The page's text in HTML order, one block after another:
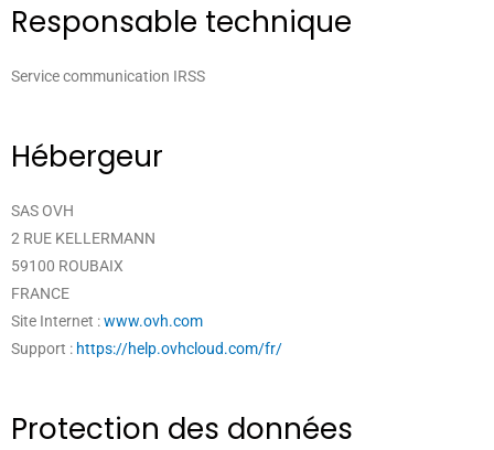
Responsable technique
Service communication IRSS
Hébergeur
SAS OVH
2 RUE KELLERMANN
59100 ROUBAIX
FRANCE
Site Internet :www.ovh.com
Support : https://help.ovhcloud.com/fr/
Protection des données